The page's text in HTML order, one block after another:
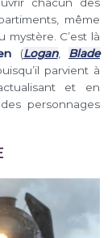
même
C’est là
(Logan, Blade
parvient à
et en
personnages